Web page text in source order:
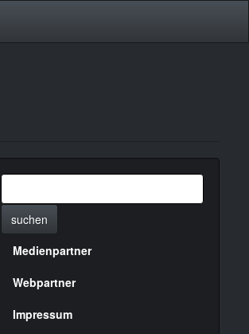
suchen
Menülinks
rechte
Seite
Medienpartner
Webpartner
Impressum